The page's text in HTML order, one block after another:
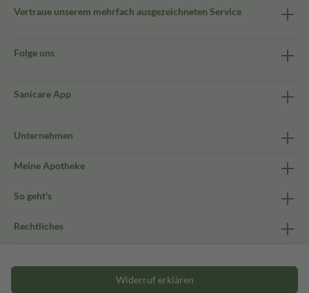
Vertraue unserem mehrfach ausgezeichneten Service
Folge uns
Sanicare App
Unternehmen
Meine Apotheke
So geht's
Rechtliches
Widerruf erklären